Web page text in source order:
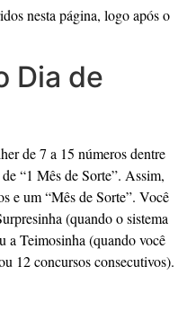
nesta página, logo após o
Dia de
de 7 a 15 números dentre
“1 Mês de Sorte”. Assim,
e um “Mês de Sorte”. Você
(quando o sistema
a Teimosinha (quando você
12 concursos consecutivos).